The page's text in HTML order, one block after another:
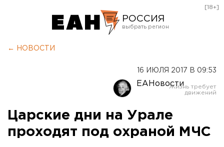
РОССИЯ
Оренбург
[18+]
← НОВОСТИ
16 ИЮЛЯ 2017 В 09:53
ЕАНовости
Царские дни на Урале
проходят под охраной МЧС